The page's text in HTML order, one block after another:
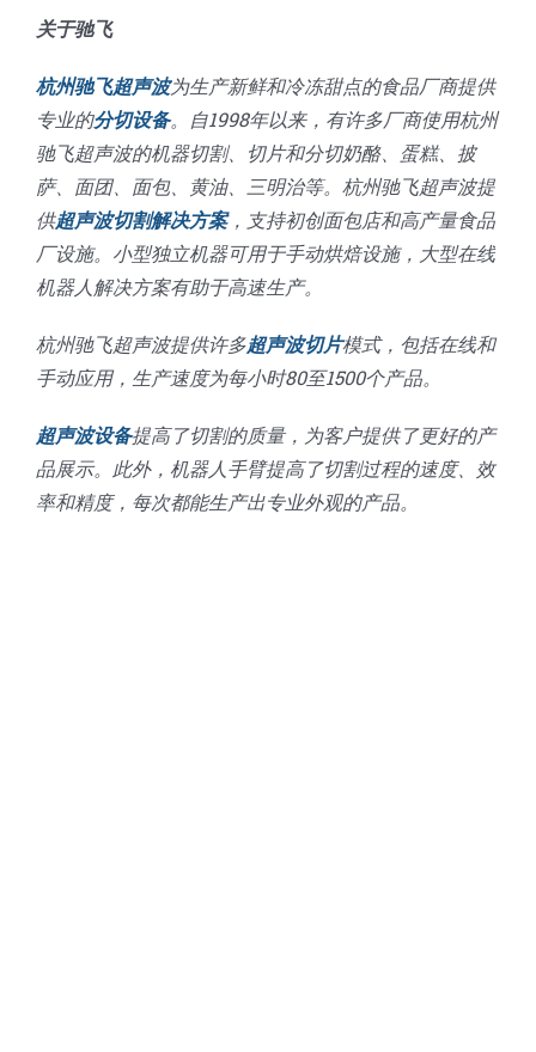
关于驰飞
杭州驰飞超声波为生产新鲜和冷冻甜点的食品厂商提供
专业的分切设备。自1998年以来，有许多厂商使用杭州
驰飞超声波的机器切割、切片和分切奶酪、蛋糕、披
萨、面团、面包、黄油、三明治等。杭州驰飞超声波提
供超声波切割解决方案，支持初创面包店和高产量食品
厂设施。小型独立机器可用于手动烘焙设施，大型在线
机器人解决方案有助于高速生产。
杭州驰飞超声波提供许多超声波切片模式，包括在线和
手动应用，生产速度为每小时80至1500个产品。
超声波设备提高了切割的质量，为客户提供了更好的产
品展示。此外，机器人手臂提高了切割过程的速度、效
率和精度，每次都能生产出专业外观的产品。